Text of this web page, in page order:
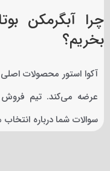
بخریم؟
آکوا استور محصولات اصلی
عرضه می‌کند. تیم فروش
سوالات شما درباره